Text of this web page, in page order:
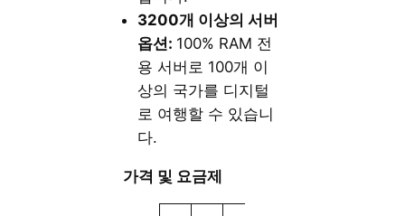
3200개 이상의 서버
옵션: 100% RAM 전
용 서버로 100개 이
상의 국가를 디지털
로 여행할 수 있습니
다.
가격 및 요금제